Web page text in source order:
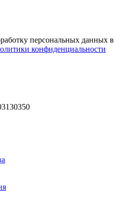
персональных данных в
конфиденциальности